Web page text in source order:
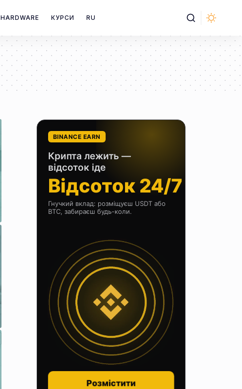
HARDWARE КУРСИ RU
BINANCE EARN
Крипта лежить —
відсоток іде
Відсоток 24/7
Гнучкий вклад: розміщуєш USDT або
BTC, забираєш будь-коли.
Розмістити